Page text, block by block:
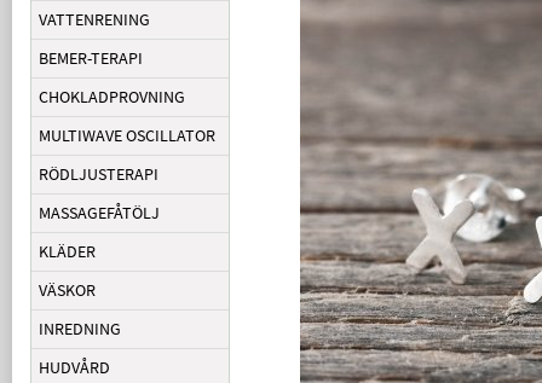
VATTENRENING
BEMER-TERAPI
CHOKLADPROVNING
MULTIWAVE OSCILLATOR
RÖDLJUSTERAPI
MASSAGEFÅTÖLJ
KLÄDER
VÄSKOR
INREDNING
HUDVÅRD